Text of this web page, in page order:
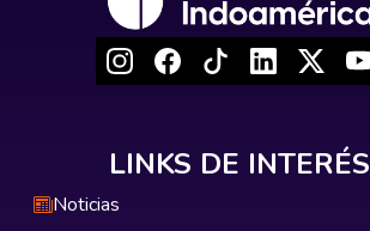
LINKS DE INTERÉS
Noticias